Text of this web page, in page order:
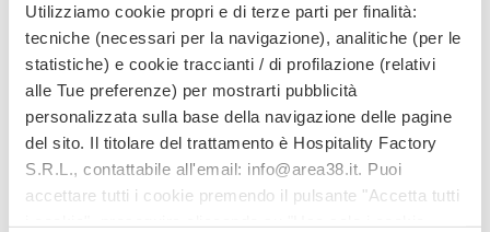
Utilizziamo cookie propri e di terze parti per finalità:
tecniche (necessari per la navigazione), analitiche (per le
statistiche) e cookie traccianti / di profilazione (relativi
alle Tue preferenze) per mostrarti pubblicità
personalizzata sulla base della navigazione delle pagine
del sito. Il titolare del trattamento è Hospitality Factory
S.R.L., contattabile all'email: info@area38.it. Puoi
accettare tutti i cookie premendo il pulsante "Accetta tutti